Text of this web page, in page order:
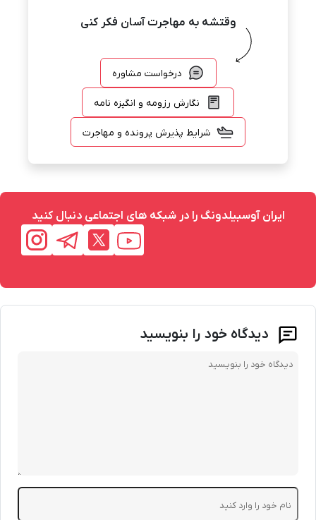
وقتشه به مهاجرت آسان فکر کنی
درخواست مشاوره
نگارش رزومه و انگیزه نامه
شرایط پذیرش پرونده و مهاجرت
ایران آوسبیلدونگ را در شبکه های اجتماعی دنبال کنید
دیدگاه خود را بنویسید